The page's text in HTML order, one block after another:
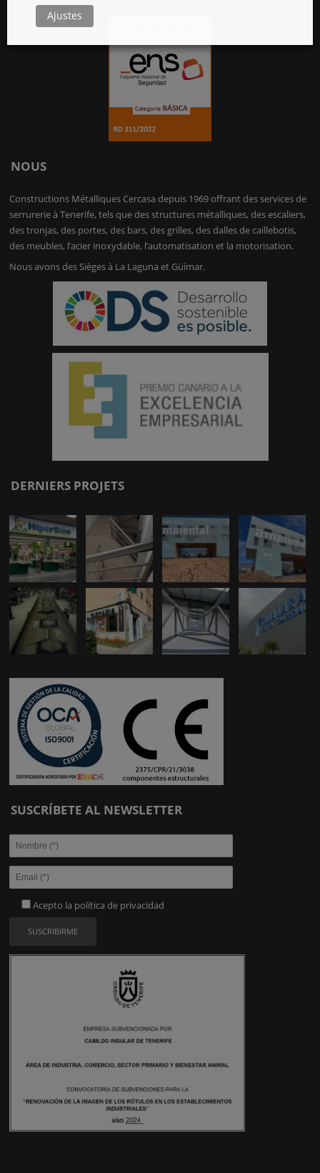
NOUS
Constructions Métalliques Cercasa depuis 1969 offrant des services de
serrurerie à Tenerife, tels que des structures métalliques, des escaliers,
des tronjas, des portes, des bars, des grilles, des dalles de caillebotis,
des meubles, l’acier inoxydable, l’automatisation et la motorisation.
Nous avons des Sièges à La Laguna et Güímar.
DERNIERS PROJETS
SUSCRÍBETE AL NEWSLETTER
Acepto la política de privacidad
Ajustes